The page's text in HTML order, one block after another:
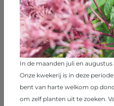
In de maanden juli en
Onze kwekerij is in deze
bent van harte welkom op
om zelf planten uit te zoeken.